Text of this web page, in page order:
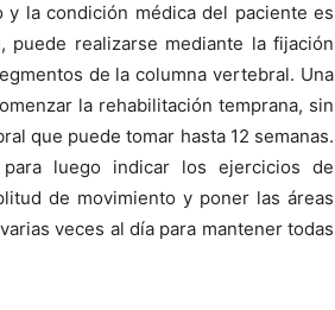
la condición médica del paciente es
, puede realizarse mediante la fijación
de la columna vertebral. Una
la rehabilitación temprana, sin
que puede tomar hasta 12 semanas.
luego indicar los ejercicios de
de movimiento y poner las áreas
varias veces al dí­a para mantener todas